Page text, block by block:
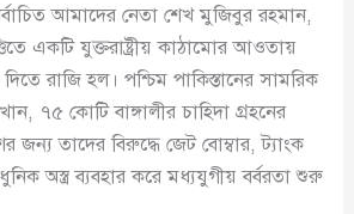
আমাদের নেতা শেখ মুজিবুর রহমান,
একটি যুক্তরাষ্ট্রীয় কাঠামোর আওতায়
দিতে রাজি হল। পশ্চিম পাকিস্তানের সামরিক
৭৫ কোটি বাঙ্গালীর চাহিদা গ্রহনের
জন্য তাদের বিরুদ্ধে জেট বোম্বার, ট্যাংক
অস্ত্র ব্যবহার করে মধ্যযুগীয় বর্বরতা শুরু